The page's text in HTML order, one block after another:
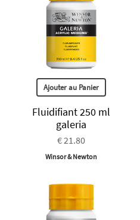
Ajouter au Panier
Fluidifiant 250 ml
galeria
€ 21.80
Winsor & Newton